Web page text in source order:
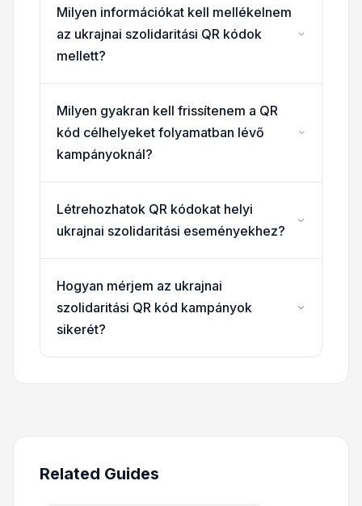
Milyen információkat kell mellékelnem
az ukrajnai szolidaritási QR kódok
mellett?
Milyen gyakran kell frissítenem a QR
kód célhelyeket folyamatban lévő
kampányoknál?
Létrehozhatok QR kódokat helyi
ukrajnai szolidaritási eseményekhez?
Hogyan mérjem az ukrajnai
szolidaritási QR kód kampányok
sikerét?
Related Guides